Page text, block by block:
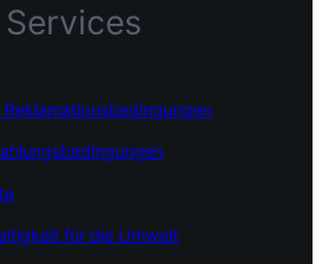
k
e
n
für die Umwelt